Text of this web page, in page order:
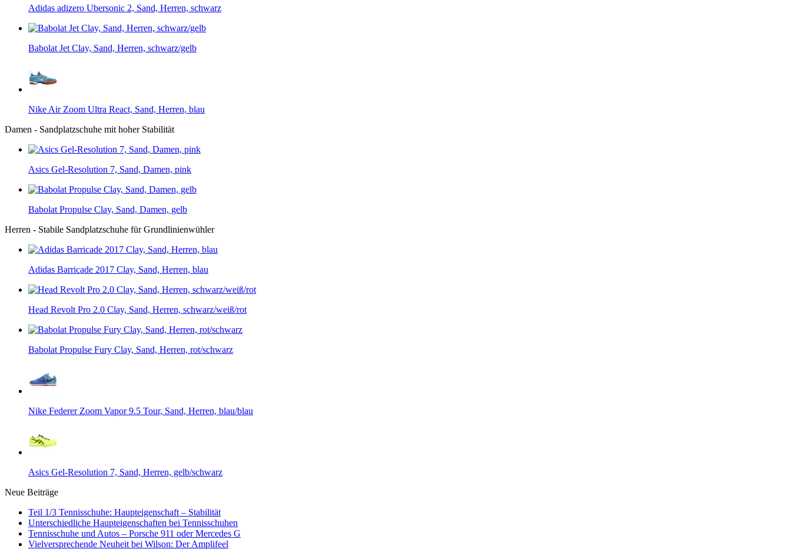
Adidas adizero Ubersonic 2, Sand, Herren, schwarz
Babolat Jet Clay, Sand, Herren, schwarz/gelb
Nike Air Zoom Ultra React, Sand, Herren, blau
Damen - Sandplatzschuhe mit hoher Stabilität
Asics Gel-Resolution 7, Sand, Damen, pink
Babolat Propulse Clay, Sand, Damen, gelb
Herren - Stabile Sandplatzschuhe für Grundlinienwühler
Adidas Barricade 2017 Clay, Sand, Herren, blau
Head Revolt Pro 2.0 Clay, Sand, Herren, schwarz/weiß/rot
Babolat Propulse Fury Clay, Sand, Herren, rot/schwarz
Nike Federer Zoom Vapor 9.5 Tour, Sand, Herren, blau/blau
Asics Gel-Resolution 7, Sand, Herren, gelb/schwarz
Neue Beiträge
Teil 1/3 Tennisschuhe: Haupteigenschaft – Stabilität
Unterschiedliche Haupteigenschaften bei Tennisschuhen
Tennisschuhe und Autos – Porsche 911 oder Mercedes G
Vielversprechende Neuheit bei Wilson: Der Amplifeel